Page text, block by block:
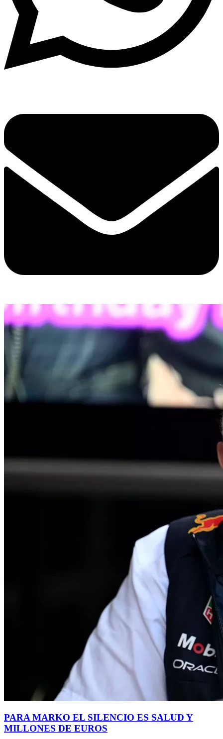
PARA MARKO EL SILENCIO ES SALUD Y
MILLONES DE EUROS